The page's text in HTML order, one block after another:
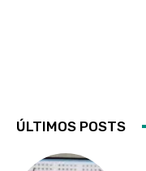
ÚLTIMOS POSTS